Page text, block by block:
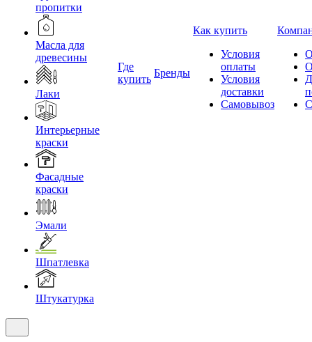
пропитки
Масла для
древесины
Лаки
Интерьерные
краски
Фасадные
краски
Эмали
Шпатлевка
Штукатурка
Где
купить
Бренды
Как купить
Условия
оплаты
Условия
доставки
Самовывоз